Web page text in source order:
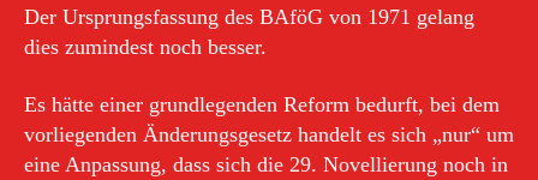
Der Ursprungsfassung des BAföG von 1971 gelang
dies zumindest noch besser.
Es hätte einer grundlegenden Reform bedurft, bei dem
vorliegenden Änderungsgesetz handelt es sich „nur“ um
eine Anpassung, dass sich die 29. Novellierung noch in